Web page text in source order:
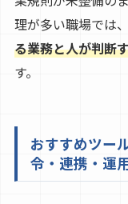
理が多い職場では
る業務と人が判断
す。
おすすめツー
令・連携・運